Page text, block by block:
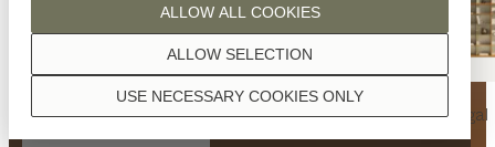
USE NECESSARY COOKIES ONLY
ALLOW SELECTION
ALLOW ALL COOKIES
nyaTisch nyaStuhl filignoRegal